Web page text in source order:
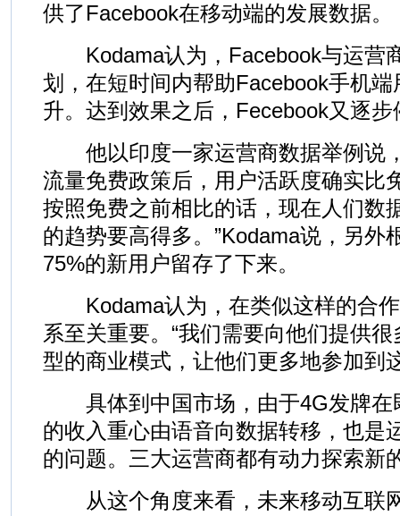
供了Facebook在移动端的发展数据。
Kodama认为，Facebook与运营
划，在短时间内帮助Facebook手机
升。达到效果之后，Fecebook又逐
他以印度一家运营商数据举例说
流量免费政策后，用户活跃度确实比
按照免费之前相比的话，现在人们数
的趋势要高得多。”Kodama说，另外
75%的新用户留存了下来。
Kodama认为，在类似这样的合作
系至关重要。“我们需要向他们提供
型的商业模式，让他们更多地参加到
具体到中国市场，由于4G发牌在
的收入重心由语音向数据转移，也是
的问题。三大运营商都有动力探索新
从这个角度来看，未来移动互联